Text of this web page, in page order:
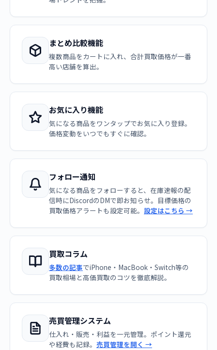
まとめ比較機能
複数商品をカートに入れ、合計買取価格が一番
高い店舗を算出。
お気に入り機能
気になる商品をワンタップでお気に入り登録。
価格変動をいつでもすぐに確認。
フォロー通知
気になる商品をフォローすると、在庫速報の配
信時にDiscordのDMで即お知らせ。目標価格の
買取価格アラートも設定可能。 設定はこちら →
買取コラム
多数の記事でiPhone・MacBook・Switch等の
買取相場と高価買取のコツを徹底解説。
売買管理システム
仕入れ・販売・利益を一元管理。ポイント還元
や経費も記録。 売買管理を開く →